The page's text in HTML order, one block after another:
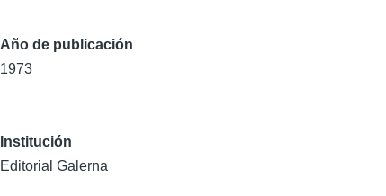
Año de publicación
1973
Institución
Editorial Galerna